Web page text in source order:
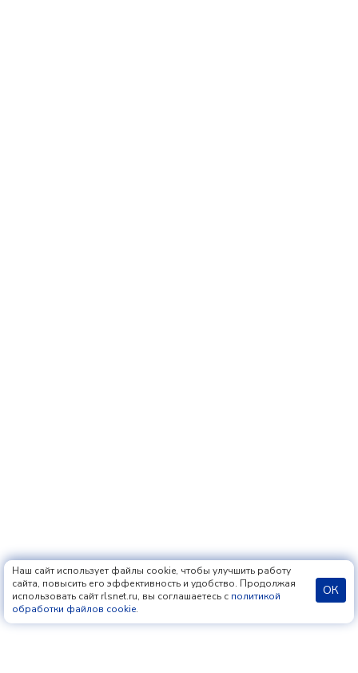
Наш сайт использует файлы cookie, чтобы улучшить работу
сайта, повысить его эффективность и удобство. Продолжая
использовать сайт rlsnet.ru, вы соглашаетесь с политикой
обработки файлов cookie.
ОК